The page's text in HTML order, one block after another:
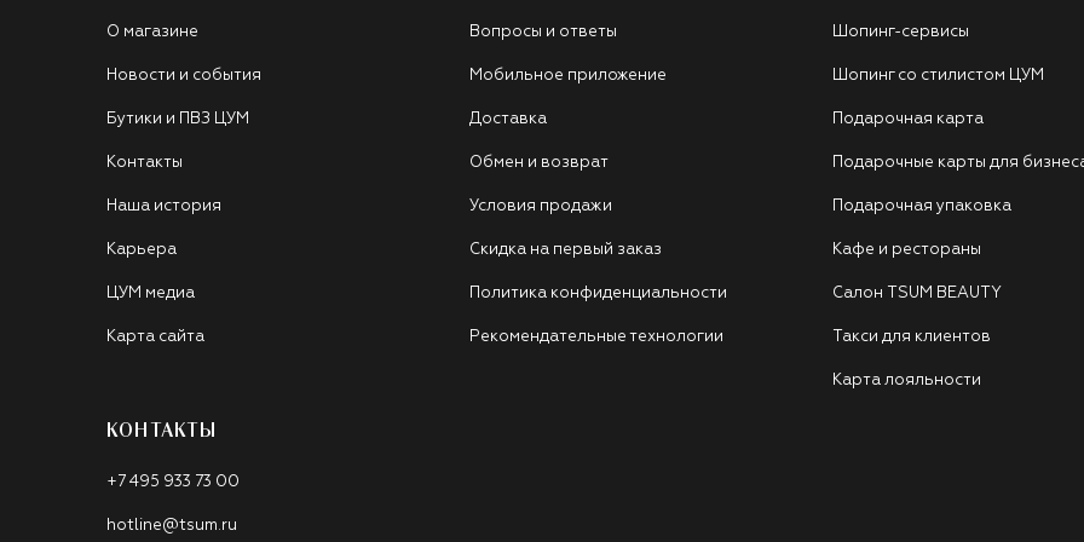
О магазине
Новости и события
Бутики и ПВЗ ЦУМ
Контакты
Наша история
Карьера
ЦУМ медиа
Карта сайта
Вопросы и ответы
Мобильное приложение
Доставка
Обмен и возврат
Условия продажи
Скидка на первый заказ
Политика конфиденциальности
Рекомендательные технологии
Шопинг-сервисы
Шопинг со стилистом ЦУМ
Подарочная карта
Подарочные карты для
Подарочная упаковка
Кафе и рестораны
Салон TSUM BEAUTY
Такси для клиентов
Карта лояльности
КОНТАКТЫ
+7 495 933 73 00
hotline@tsum.ru